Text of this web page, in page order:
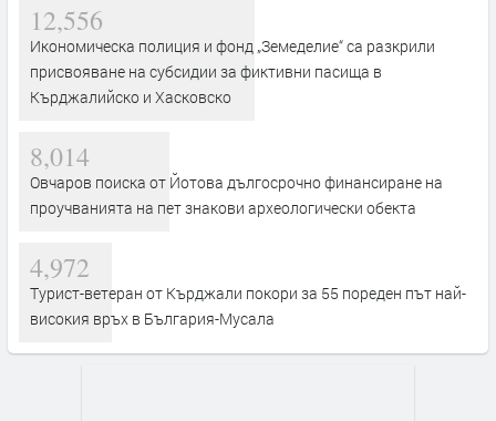
12,556
Икономическа полиция и фонд „Земеделие“ са разкрили
присвояване на субсидии за фиктивни пасища в
Кърджалийско и Хасковско
8,014
Овчаров поиска от Йотова дългосрочно финансиране на
проучванията на пет знакови археологически обекта
4,972
Турист-ветеран от Кърджали покори за 55 пореден път най-
високия връх в България-Мусала